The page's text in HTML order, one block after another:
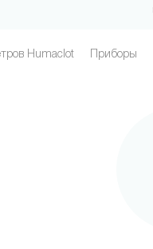
Humaclot Приборы